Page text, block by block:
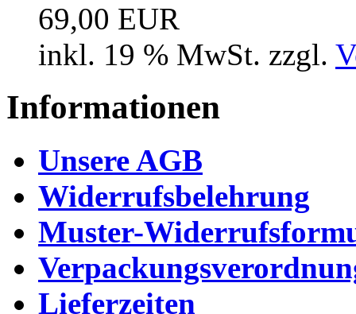
69,00 EUR
inkl. 19 % MwSt. zzgl.
Informationen
Unsere AGB
Widerrufsbelehrung
Muster-
Lieferzeiten